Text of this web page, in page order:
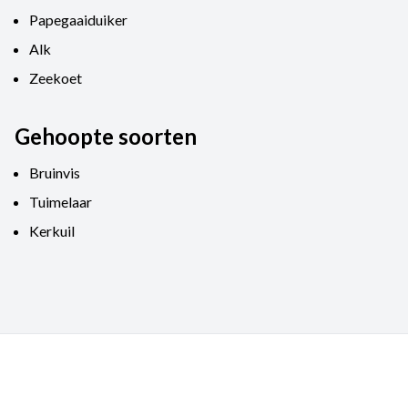
Papegaaiduiker
Alk
Zeekoet
Gehoopte soorten
Bruinvis
Tuimelaar
Kerkuil